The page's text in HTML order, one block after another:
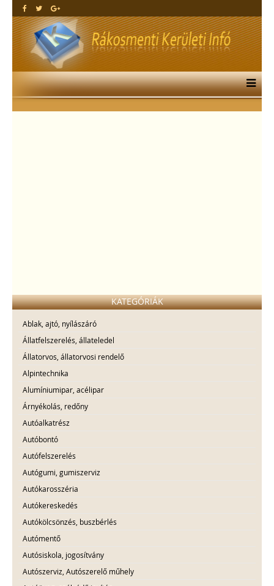
KATEGÓRIÁK
Ablak, ajtó, nyílászáró
Állatfelszerelés, állateledel
Állatorvos, állatorvosi rendelő
Alpintechnika
Alumíniumipar, acélipar
Árnyékolás, redőny
Autóalkatrész
Autóbontó
Autófelszerelés
Autógumi, gumiszerviz
Autókarosszéria
Autókereskedés
Autókölcsönzés, buszbérlés
Autómentő
Autósiskola, jogosítvány
Autószerviz, Autószerelő műhely